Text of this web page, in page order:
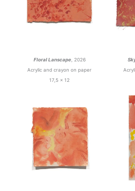
Floral Lanscape, 2026
Acrylic and crayon on paper
17,5 x 12